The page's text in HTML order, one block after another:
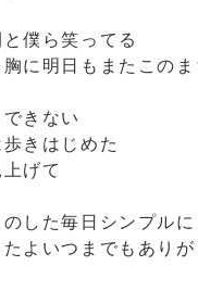
僕ら笑ってる
に明日もまたこのま
きない
きはじめた
げて
した毎日シンプルに
よいつまでもありが